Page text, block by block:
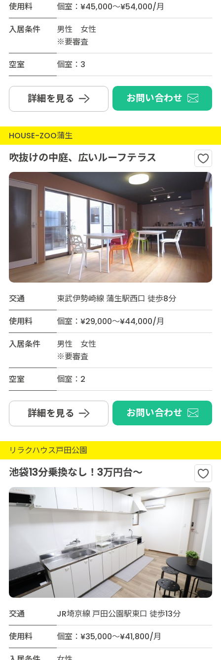
使用料
個室：¥45,000～¥54,000/月
入居条件
男性 女性
※要審査
空室
個室：3
詳細を見る お問い合わせ
HOUSE-ZOO蒲生
吹抜けの中庭、広いルーフテラス
交通
東武伊勢崎線 蒲生駅西口 徒歩8分
使用料
個室：¥29,000～¥44,000/月
入居条件
男性 女性
※要審査
空室
個室：2
詳細を見る お問い合わせ
リラクハウス戸田公園
池袋13分乗換なし！3万円台～
交通
JR埼京線 戸田公園駅東口 徒歩13分
使用料
個室：¥35,000～¥41,800/月